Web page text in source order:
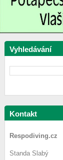
Vyhledávání
Kontakt
Respodiving.cz
Standa Slabý